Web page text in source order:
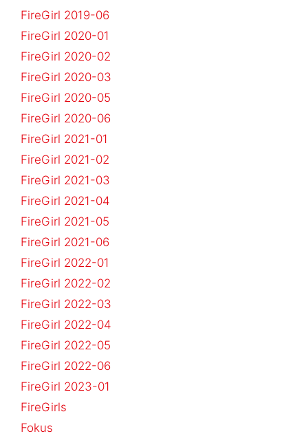
FireGirl 2019-06
FireGirl 2020-01
FireGirl 2020-02
FireGirl 2020-03
FireGirl 2020-05
FireGirl 2020-06
FireGirl 2021-01
FireGirl 2021-02
FireGirl 2021-03
FireGirl 2021-04
FireGirl 2021-05
FireGirl 2021-06
FireGirl 2022-01
FireGirl 2022-02
FireGirl 2022-03
FireGirl 2022-04
FireGirl 2022-05
FireGirl 2022-06
FireGirl 2023-01
FireGirls
Fokus